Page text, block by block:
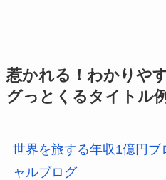
惹かれる！わかりや
グっとくるタイトル
世界を旅する年収1億円
ャルブログ